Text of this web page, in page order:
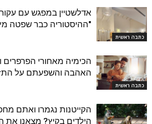
כתבה ראשית
אדלשטיין במפגש עם
"ההיסטוריה כבר שפטה
כתבה ראשית
הכימיה מאחורי הפרפרים
האהבה והשפעתם על
הקייטנות נגמרו ואתם
הילדים בקיץ? מצאנו את